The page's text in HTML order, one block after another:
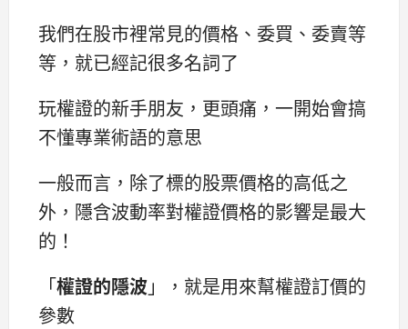
我們在股市裡常見的價格、委買、委賣等
等，就已經記很多名詞了
玩權證的新手朋友，更頭痛，一開始會搞
不懂專業術語的意思
一般而言，除了標的股票價格的高低之
外，隱含波動率對權證價格的影響是最大
的！
「權證的隱波」，就是用來幫權證訂價的
參數